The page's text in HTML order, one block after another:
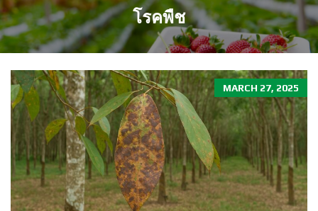
โรคพืช
MARCH 27, 2025